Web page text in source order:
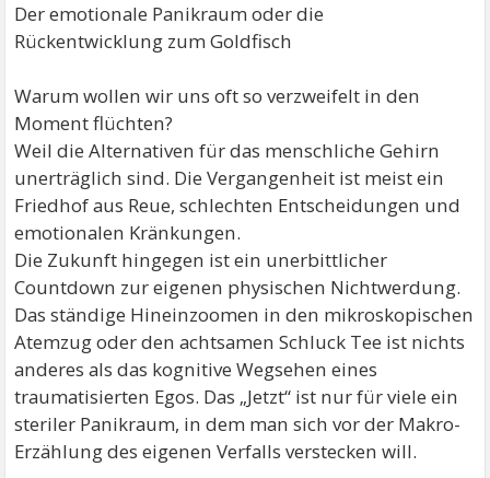
Der emotionale Panikraum oder die
Rückentwicklung zum Goldfisch
Warum wollen wir uns oft so verzweifelt in den
Moment flüchten?
Weil die Alternativen für das menschliche Gehirn
unerträglich sind. Die Vergangenheit ist meist ein
Friedhof aus Reue, schlechten Entscheidungen und
emotionalen Kränkungen.
Die Zukunft hingegen ist ein unerbittlicher
Countdown zur eigenen physischen Nichtwerdung.
Das ständige Hineinzoomen in den mikroskopischen
Atemzug oder den achtsamen Schluck Tee ist nichts
anderes als das kognitive Wegsehen eines
traumatisierten Egos. Das „Jetzt“ ist nur für viele ein
steriler Panikraum, in dem man sich vor der Makro-
Erzählung des eigenen Verfalls verstecken will.